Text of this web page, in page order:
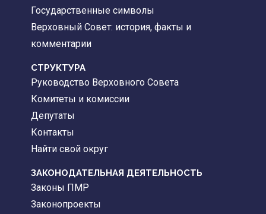
Государственные символы
Верховный Совет: история, факты и
комментарии
CТРУКТУРА
Руководство Верховного Совета
Комитеты и комиссии
Депутаты
Контакты
Найти свой округ
ЗАКОНОДАТЕЛЬНАЯ ДЕЯТЕЛЬНОСТЬ
Законы ПМР
Законопроекты